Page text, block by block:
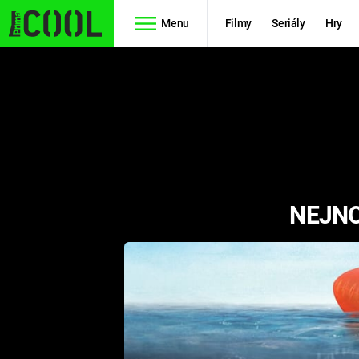
Menu Filmy Seriály Hry
FUTURAMA
RYCHLE A
ZBĚSILE 10
PREDÁTOR